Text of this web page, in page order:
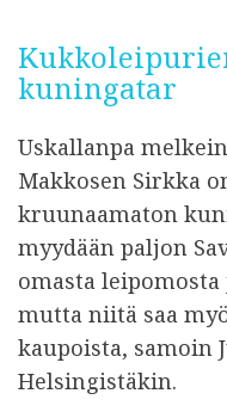
kuningatar
Uskallanpa
Makkosen Sirkka
kruunaamaton
myydään paljon
omasta
mutta niitä saa
kaupoista, samoin
Helsingistäkin.